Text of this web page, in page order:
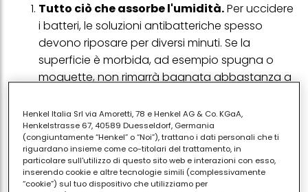
Tutto ciò che assorbe l'umidità.Per uccidere
i batteri, le soluzioni antibatteriche spesso
devono riposare per diversi minuti. Se la
superficie è morbida, ad esempio spugna o
moquette, non rimarrà bagnata abbastanza a
Banconi da cucina.Se pensi che un
passaggio di una salvietta antibatterica su un
bancone della cucina dove hai appena
tagliato del pollo crudo sia sufficiente,
ripensaci. I ripiani della cucina sono punti caldi
Henkel Italia Srl via Amoretti, 78 e Henkel AG & Co. KGaA,
Henkelstrasse 67, 40589 Duesseldorf, Germania
(congiuntamente “Henkel” o “Noi”), trattano i dati personali che ti
riguardano insieme come co-titolari del trattamento, in
particolare sull'utilizzo di questo sito web e interazioni con esso,
inserendo cookie e altre tecnologie simili (complessivamente
“cookie”) sul tuo dispositivo che utilizziamo per